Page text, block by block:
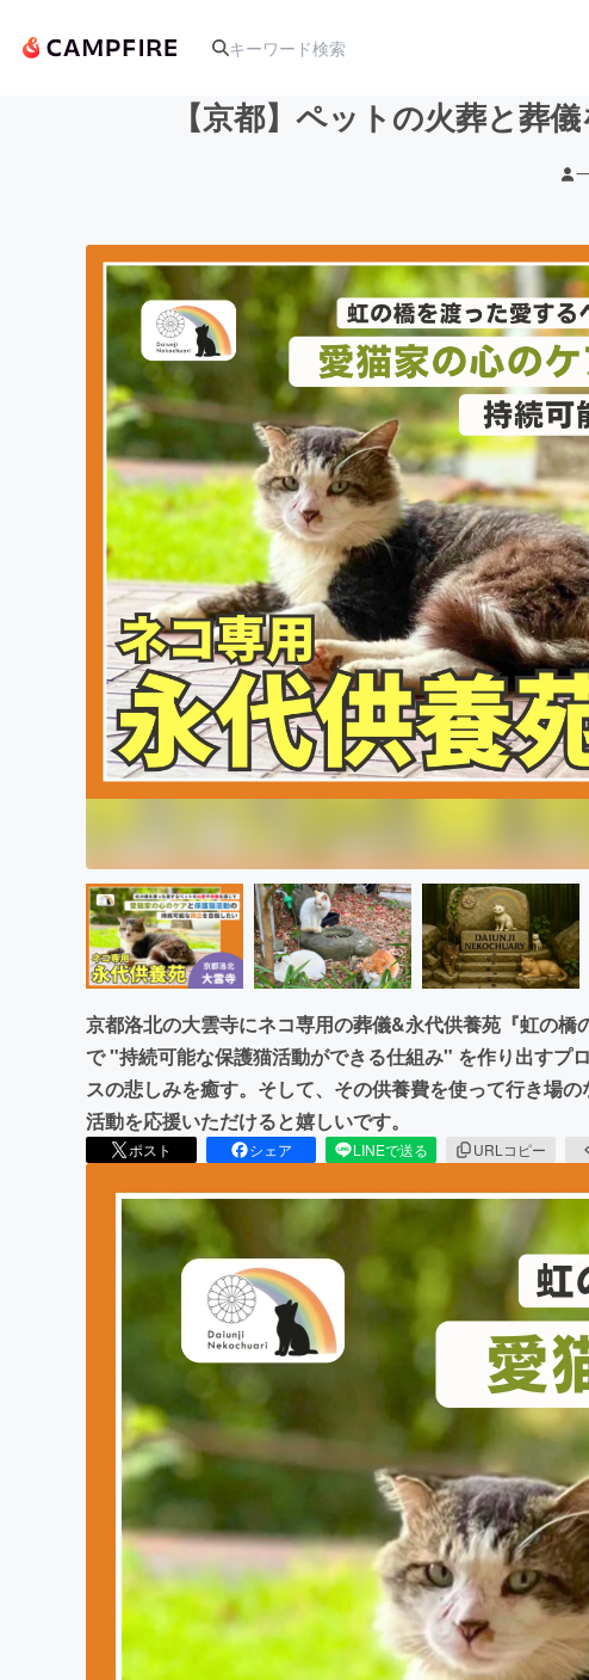
アート・写真 音楽
テクノロジー・ガジェット ゲ
映像・映画 書
ビジネス・起業 チ
まちづくり・地域活性化
【京都】ペットの火葬と葬
京都洛北の大雲寺にネコ専用の葬儀&永代供養苑『虹の橋
で "持続可能な保護猫活動ができる仕組み" を作り出すプ
スの悲しみを癒す。そして、その供養費を使って行き場
活動を応援いただけると嬉しいです。
ポスト シェア LINEで送る URLコピー